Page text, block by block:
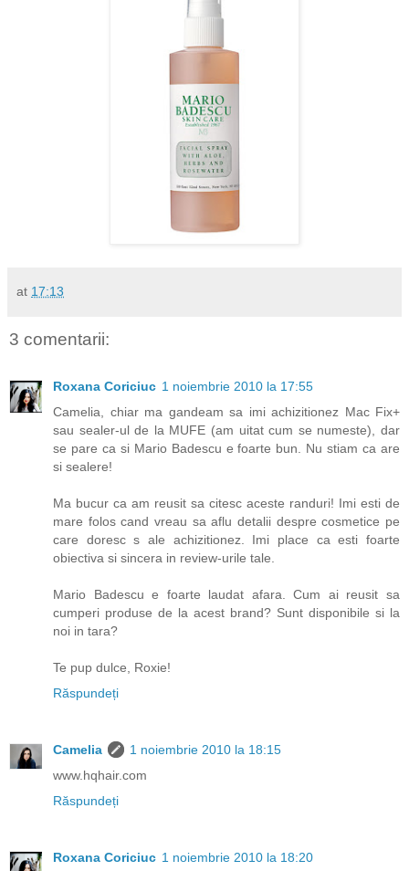
at 17:13
3 comentarii:
Roxana Coriciuc 1 noiembrie 2010 la 17:55
Camelia, chiar ma gandeam sa imi achizitionez Mac Fix+
sau sealer-ul de la MUFE (am uitat cum se numeste), dar
se pare ca si Mario Badescu e foarte bun. Nu stiam ca are
si sealere!
Ma bucur ca am reusit sa citesc aceste randuri! Imi esti de
mare folos cand vreau sa aflu detalii despre cosmetice pe
care doresc s ale achizitionez. Imi place ca esti foarte
obiectiva si sincera in review-urile tale.
Mario Badescu e foarte laudat afara. Cum ai reusit sa
cumperi produse de la acest brand? Sunt disponibile si la
noi in tara?
Te pup dulce, Roxie!
Răspundeți
Camelia
1 noiembrie 2010 la 18:15
www.hqhair.com
Răspundeți
Roxana Coriciuc 1 noiembrie 2010 la 18:20